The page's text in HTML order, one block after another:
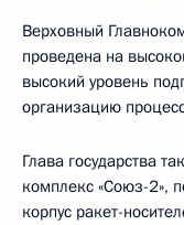
Верховный
проведена на
высокий уровень
организацию
Глава государства
комплекс «Союз-2»,
корпус ракет-